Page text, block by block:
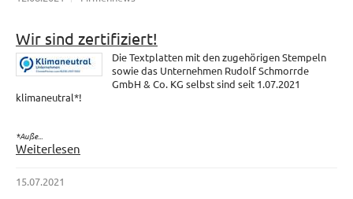
Wir sind zertifiziert!
Die Textplatten mit den zugehörigen Stempeln
sowie das Unternehmen Rudolf Schmorrde
GmbH & Co. KG selbst sind seit 1.07.2021
klimaneutral*!
*Auße...
Weiterlesen
15.07.2021